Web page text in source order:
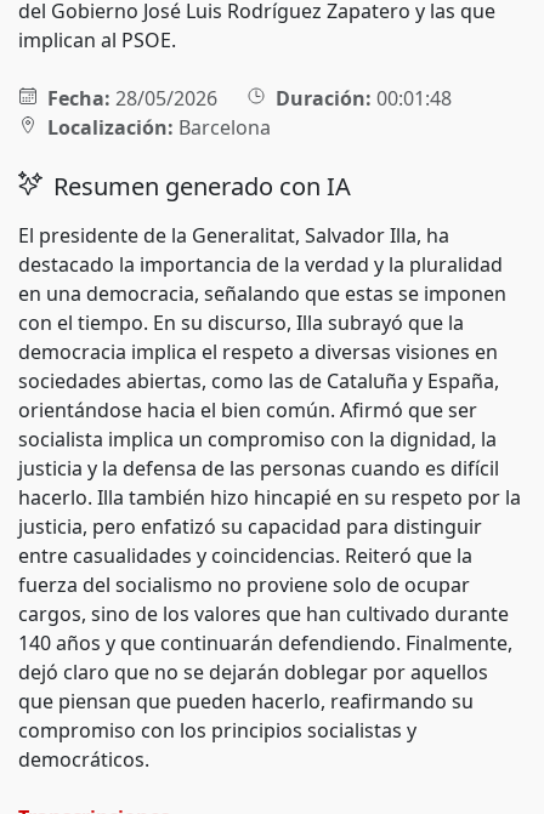
del Gobierno José Luis Rodríguez Zapatero y las que
implican al PSOE.
Fecha: 28/05/2026 Duración: 00:01:48
Localización: Barcelona
Resumen generado con IA
El presidente de la Generalitat, Salvador Illa, ha
destacado la importancia de la verdad y la pluralidad
en una democracia, señalando que estas se imponen
con el tiempo. En su discurso, Illa subrayó que la
democracia implica el respeto a diversas visiones en
sociedades abiertas, como las de Cataluña y España,
orientándose hacia el bien común. Afirmó que ser
socialista implica un compromiso con la dignidad, la
justicia y la defensa de las personas cuando es difícil
hacerlo. Illa también hizo hincapié en su respeto por la
justicia, pero enfatizó su capacidad para distinguir
entre casualidades y coincidencias. Reiteró que la
fuerza del socialismo no proviene solo de ocupar
cargos, sino de los valores que han cultivado durante
140 años y que continuarán defendiendo. Finalmente,
dejó claro que no se dejarán doblegar por aquellos
que piensan que pueden hacerlo, reafirmando su
compromiso con los principios socialistas y
democráticos.